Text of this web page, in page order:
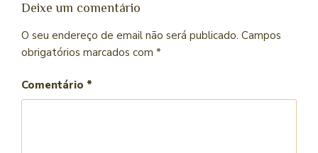
Deixe um comentário
O seu endereço de email não será publicado. Campos
obrigatórios marcados com *
Comentário *